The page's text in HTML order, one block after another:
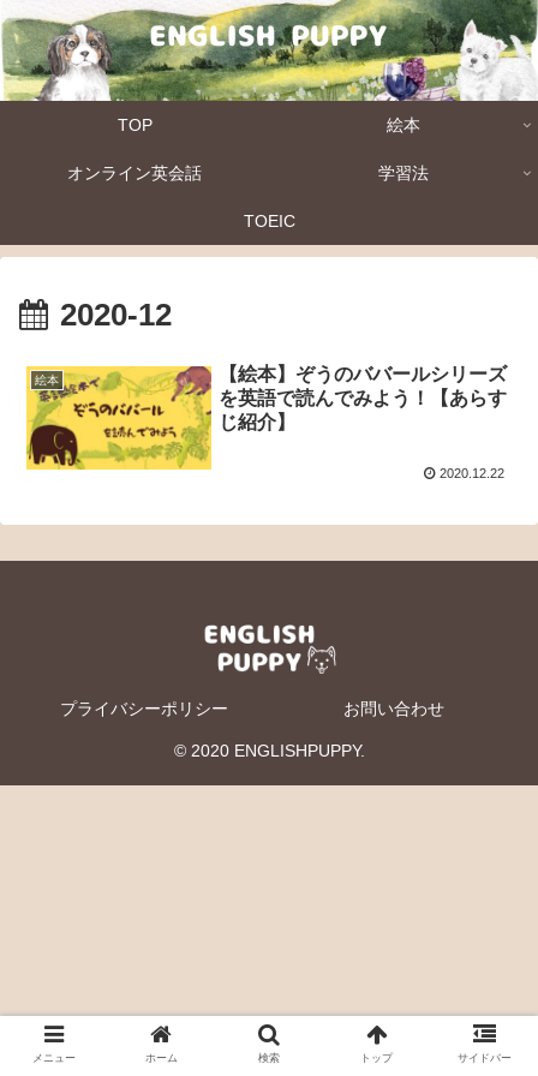
TOP 絵本
オンライン英会話 学習法
TOEIC
2020-12
絵本
【絵本】ぞうのババールシリーズ
を英語で読んでみよう！【あらす
じ紹介】
2020.12.22
プライバシーポリシー お問い合わせ
© 2020 ENGLISHPUPPY.
メニュー ホーム 検索 トップ サイドバー